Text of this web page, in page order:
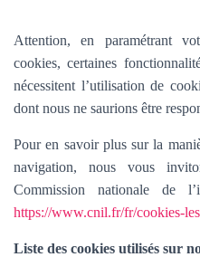
Attention, en paramétrant
cookies, certaines
nécessitent l’utilisation de
dont nous ne saurions être
Pour en savoir plus sur la
navigation, nous vous
Commission nationale de
https://www.cnil.fr/fr/cookies-
Liste des cookies utilisés sur